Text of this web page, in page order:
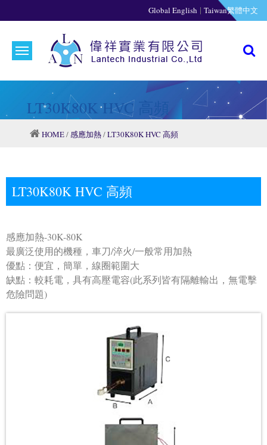
Global English | Taiwan繁體中文
LT30K80K HVC 高頻
HOME/感應加熱/LT30K80K HVC 高頻
LT30K80K HVC 高頻
感應加熱-30K-80K
最廣泛使用的機種，車刀/淬火/一般常用加熱
優點：便宜，簡單，線圈範圍大
缺點：較耗電，具有高壓電容(此系列皆有隔離輸出，無電擊
危險問題)